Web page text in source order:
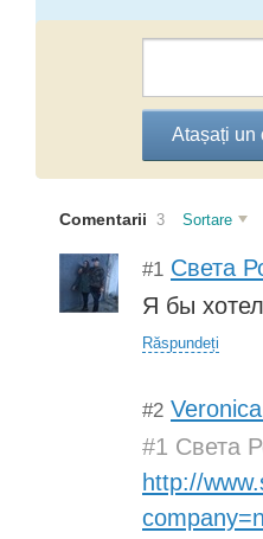
Atașați un
Comentarii 3 Sortare
#1 Света
Я бы
Răspundeți
#2
#1 Света
http://